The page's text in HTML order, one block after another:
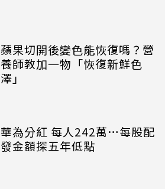
蘋果切開後變色能恢復嗎？營
養師教加一物「恢復新鮮色
澤」
華為分紅 每人242萬…每股配
發金額探五年低點